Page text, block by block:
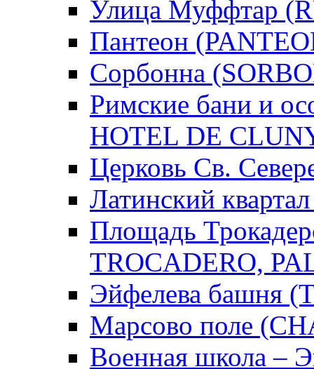
Улица Муффтар
Пантеон
Сорбонна
Римские бани и
HOTEL DE
Церковь Св.
Латинский
Площадь
TROCADERO,
Эйфелева башня
Марсово поле
Военная школа –